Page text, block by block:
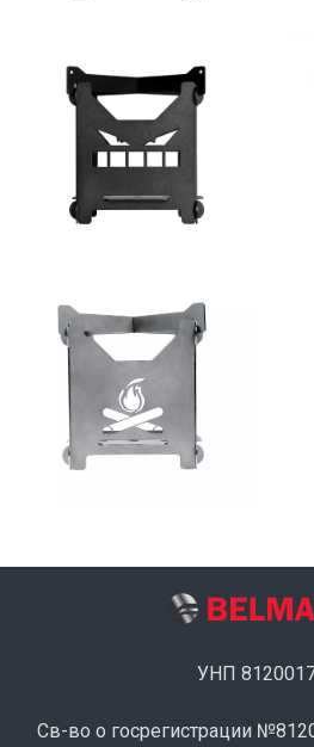
УНП
Св-во о госрегистрации